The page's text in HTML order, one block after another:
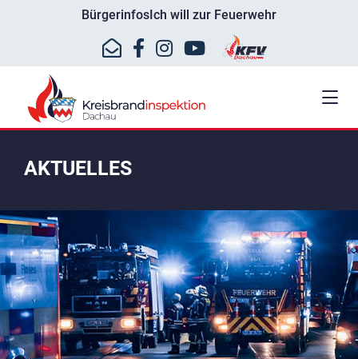
BürgerinfosIch will zur Feuerwehr
AKTUELLES